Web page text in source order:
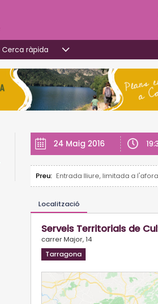
Cerca ràpida
24 Maig 2016
Preu: Entrada lliure, limitada a
Localització
Serveis Territorials de
carrer Major, 14
Tarragona